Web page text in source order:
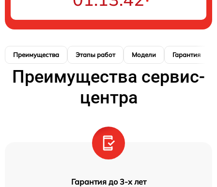
Преимущества Этапы работ Модели Гарантия
Преимущества сервис-
центра
Гарантия до 3-х лет